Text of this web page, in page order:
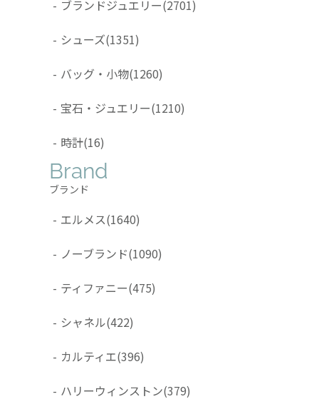
- ブランドジュエリー(2701)
- シューズ(1351)
- バッグ・小物(1260)
- 宝石・ジュエリー(1210)
- 時計(16)
Brand
ブランド
- エルメス(1640)
- ノーブランド(1090)
- ティファニー(475)
- シャネル(422)
- カルティエ(396)
- ハリーウィンストン(379)